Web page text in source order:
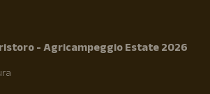
- Agricampeggio Estate 2026